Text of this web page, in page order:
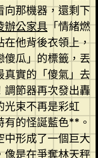
那機器，還剩下
辦公家具「情緒燃
他背後衣領上，
瓜」的標籤，丟
真實的「傻氣」去
調節器再次發出轟
光束不再是彩虹
的怪誕藍色**。
形成了一個巨大
是在爭奪林天秤